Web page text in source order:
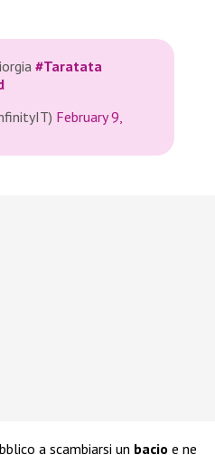
#Taratata
February 9,
a scambiarsi un bacio e ne